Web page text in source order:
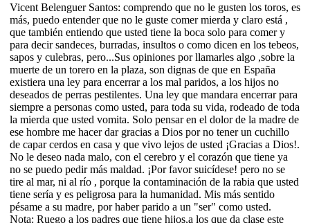
Vicent Belenguer Santos: comprendo que no le gusten los toros, es
más, puedo entender que no le guste comer mierda y claro está ,
que también entiendo que usted tiene la boca solo para comer y
para decir sandeces, burradas, insultos o como dicen en los tebeos,
sapos y culebras, pero...Sus opiniones por llamarles algo ,sobre la
muerte de un torero en la plaza, son dignas de que en España
existiera una ley para encerrar a los mal paridos, a los hijos no
deseados de perras pestilentes. Una ley que mandara encerrar para
siempre a personas como usted, para toda su vida, rodeado de toda
la mierda que usted vomita. Solo pensar en el dolor de la madre de
ese hombre me hacer dar gracias a Dios por no tener un cuchillo
de capar cerdos en casa y que vivo lejos de usted ¡Gracias a Dios!.
No le deseo nada malo, con el cerebro y el corazón que tiene ya
no se puedo pedir más maldad. ¡Por favor suicídese! pero no se
tire al mar, ni al río , porque la contaminación de la rabia que usted
tiene sería y es peligrosa para la humanidad. Mis más sentido
pésame a su madre, por haber parido a un "ser" como usted.
Nota: Ruego a los padres que tiene hijos,a los que da clase este